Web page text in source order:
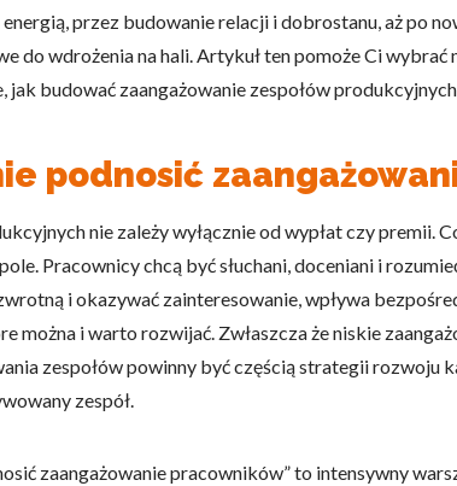
przez budowanie relacji i dobrostanu, aż po
do wdrożenia na hali. Artykuł ten pomoże Ci
budować zaangażowanie zespołów produkcyjnych
podnosić
nie zależy wyłącznie od wypłat czy
Pracownicy chcą być słuchani, doceniani i
i okazywać zainteresowanie, wpływa
można i warto rozwijać. Zwłaszcza że niskie
zespołów powinny być częścią strategii
zespół.
zaangażowanie pracowników” to intensywny